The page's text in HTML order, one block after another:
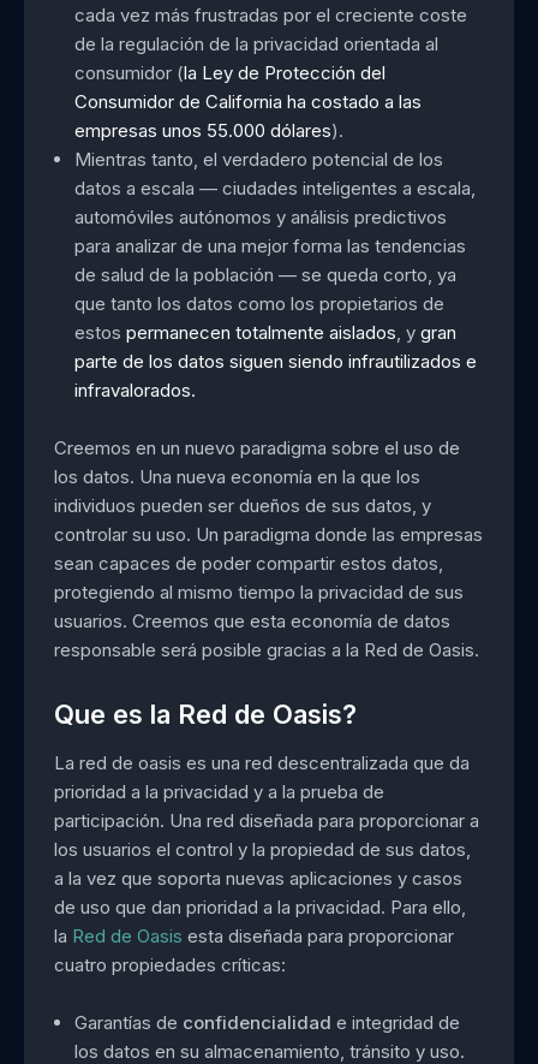
cada vez más frustradas por el creciente coste
de la regulación de la privacidad orientada al
consumidor (la Ley de Protección del
Consumidor de California ha costado a las
empresas unos 55.000 dólares).
Mientras tanto, el verdadero potencial de los
datos a escala — ciudades inteligentes a escala,
automóviles autónomos y análisis predictivos
para analizar de una mejor forma las tendencias
de salud de la población — se queda corto, ya
que tanto los datos como los propietarios de
estospermanecen totalmente aislados, ygran
parte de los datos siguen siendo infrautilizados e
infravalorados.
Creemos en un nuevo paradigma sobre el uso de
los datos. Una nueva economía en la que los
individuos pueden ser dueños de sus datos, y
controlar su uso. Un paradigma donde las empresas
sean capaces de poder compartir estos datos,
protegiendo al mismo tiempo la privacidad de sus
usuarios. Creemos que esta economía de datos
responsable será posible gracias a la Red de Oasis.
Que es la Red de Oasis?
La red de oasis es una red descentralizada que da
prioridad a la privacidad y a la prueba de
participación. Una red diseñada para proporcionar a
los usuarios el control y la propiedad de sus datos,
a la vez que soporta nuevas aplicaciones y casos
de uso que dan prioridad a la privacidad. Para ello,
la Red de Oasis esta diseñada para proporcionar
cuatro propiedades críticas:
Garantías de confidencialidad e integridad de
los datos en su almacenamiento, tránsito y uso.